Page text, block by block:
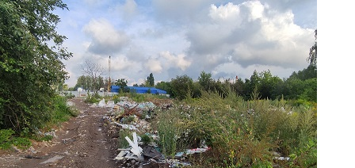
Перейти к основному содержанию